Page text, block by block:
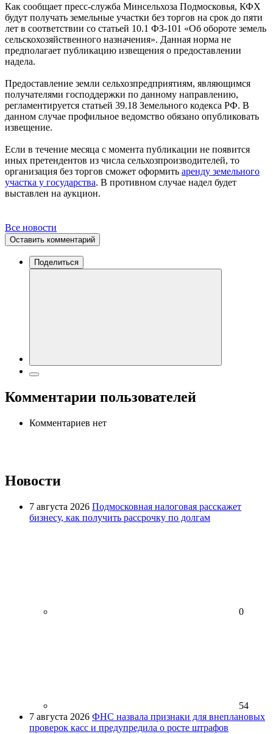
Как сообщает пресс-служба Минсельхоза Подмосковья, КФХ
будут получать земельные участки без торгов на срок до пяти
лет в соответствии со статьей 10.1 ФЗ-101 «Об обороте земель
сельскохозяйственного назначения». Данная норма не
предполагает публикацию извещения о предоставлении
надела.
Предоставление земли сельхозпредприятиям, являющимся
получателями господдержки по данному направлению,
регламентируется статьей 39.18 Земельного кодекса РФ. В
данном случае профильное ведомство обязано опубликовать
извещение.
Если в течение месяца с момента публикации не появится
иных претендентов из числа сельхозпроизводителей, то
организация без торгов сможет оформить аренду земельного
участка у государства. В противном случае надел будет
выставлен на аукцион.
Все новости
Оставить комментарий
Поделиться
Комментарии пользователей
Комментариев нет
Новости
7 августа 2026 Подмосковная налоговая расскажет
бизнесу, как получить рассрочку по долгам
0
54
7 августа 2026 ФНС назвала признаки для внеплановых
проверок касс и предупредила о росте штрафов